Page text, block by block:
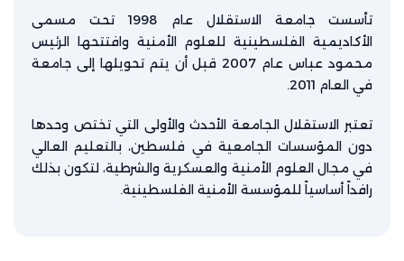
تأسست جامعة الاستقلال عام 1998 تحت مسمى
الأكاديمية الفلسطينية للعلوم الأمنية وافتتحها الرئيس
محمود عباس عام 2007 قبل أن يتم تحويلها إلى جامعة
في العام 2011.
تعتبر الاستقلال الجامعة الأحدث والأولى التي تختص وحدها
دون المؤسسات الجامعية في فلسطين، بالتعليم العالي
في مجال العلوم الأمنية والعسكرية والشرطية، لتكون بذلك
رافداً أساسياً للمؤسسة الأمنية الفلسطينية.